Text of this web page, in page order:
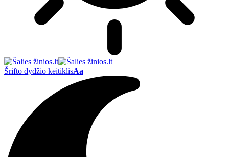
Šrifto dydžio keitiklisAa